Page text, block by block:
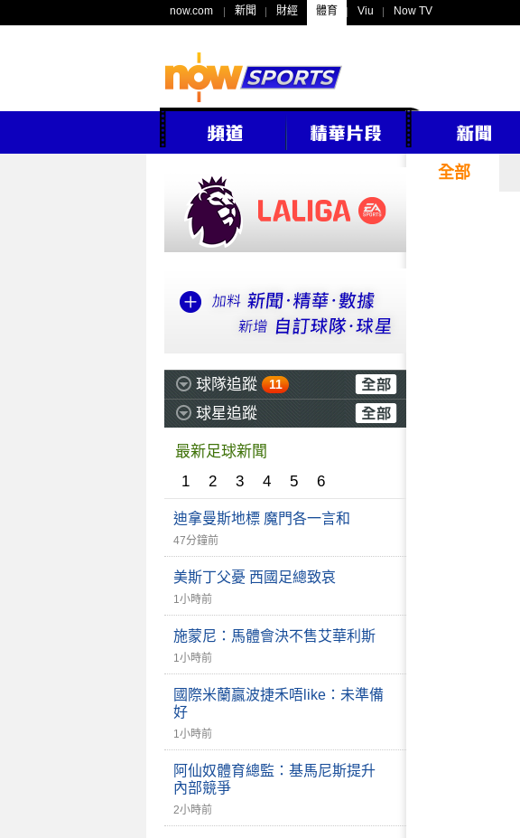
now.com 新聞 財經 體育 Viu Now TV
球隊追蹤 11
球星追蹤
最新足球新聞
1
2 3 4 5 6
迪拿曼斯地標 魔門各一言和
47分鐘前
美斯丁父憂 西國足總致哀
1小時前
施蒙尼：馬體會決不售艾華利斯
1小時前
國際米蘭贏波捷禾唔like：未準備
好
1小時前
阿仙奴體育總監：基馬尼斯提升
內部競爭
2小時前
全部